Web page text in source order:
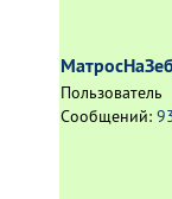
Пользователь
Сообщений: